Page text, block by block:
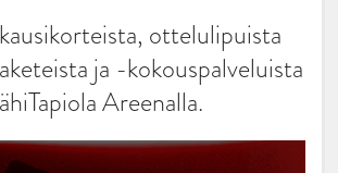
ottelulipuista
ja -kokouspalveluista
Areenalla.